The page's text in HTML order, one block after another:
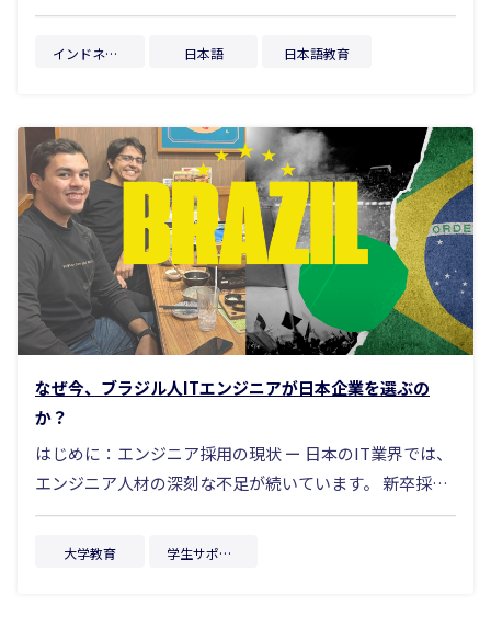
ます。日本国内の理系人材は年々減少する中で、企業の
採用競争は激しさを増し、採用手法も多岐に渡り、採用
企業も出てきて「いかに優秀な外国籍人材を確保できる
か、現地とのコネクションを作れるか」ということが話
題になってきています。 ー注目されつつあるインドネシ
アのエンジニア人材 そこで、現在新たに注目されてい
るのが、東南アジア最大の人口を擁するインドネシアで
う若さ、親日的な国民性、高い学習意欲。さらに、日本
語学習者数も世界トップクラス。 日本企業にとって、
ア」とも言える存在です。 本記事では、現地の就職観
や採用の仕組み、給与水準、宗教文化、ビザ制度までを
網羅的に解説。インドネシア人材の活用がなぜ“今”有効
なのか、そして“どう活かすべきか”を実務者目線でお伝
えします。 筆者プロフィール １.インドネシアの就職活動
は「ジョブ型」中心 インドネシアの大学卒業生は、い
インドネシア 日本語 日本語教育
なぜ今、ブラジル人ITエンジニアが日本企業を選ぶの
か？
はじめに：エンジニア採用の現状 ー 日本のIT業界では、
エンジニア人材の深刻な不足が続いています。 新卒採用
では理工系の母集団自体が縮小し、中途市場でも即戦力
の取り合いが加熱しています。 リファラルやエージェン
大学教育 学生サポート